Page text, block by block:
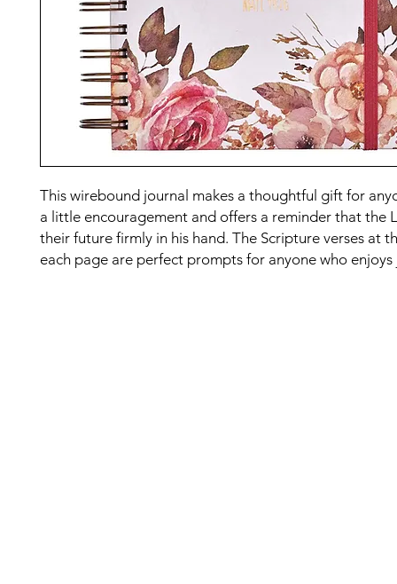
This wirebound journal makes a thoughtful gift for
a little encouragement and offers a reminder that the
their future firmly in his hand. The Scripture verses at
each page are perfect prompts for anyone who